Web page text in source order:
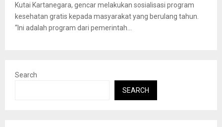
Kutai Kartanegara, gencar melakukan sosialisasi program
kesehatan gratis kepada masyarakat yang berulang tahun.
“Ini adalah program dari pemerintah...
Search
SEARCH